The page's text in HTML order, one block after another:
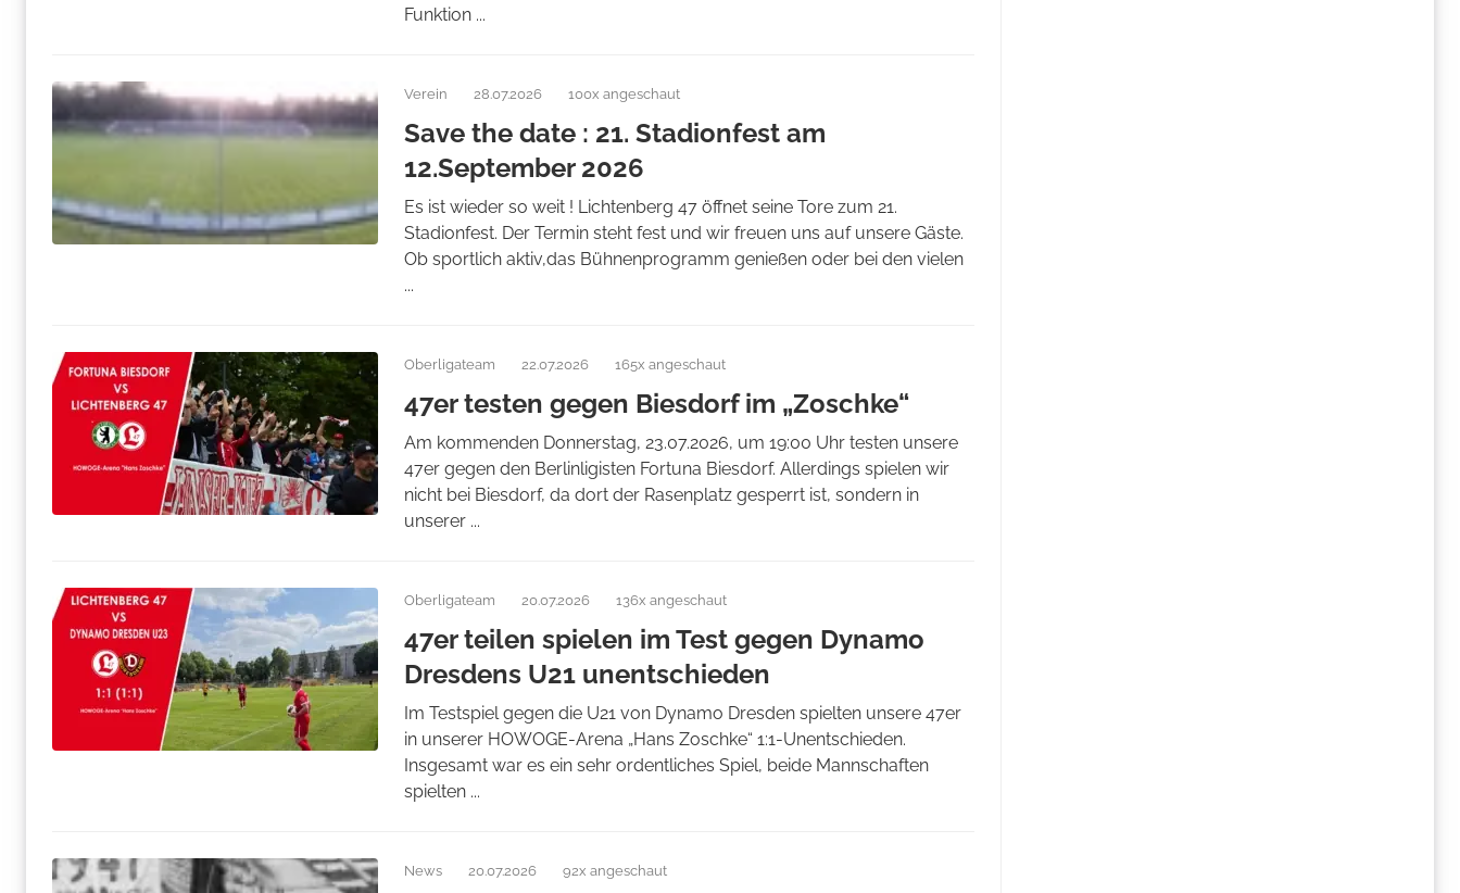
Funktion ...
Verein 28.07.2026 100x angeschaut
Save the date : 21. Stadionfest am
12.September 2026
Es ist wieder so weit ! Lichtenberg 47 öffnet seine Tore zum 21.
Stadionfest. Der Termin steht fest und wir freuen uns auf unsere Gäste.
Ob sportlich aktiv,das Bühnenprogramm genießen oder bei den vielen
...
Oberligateam 22.07.2026 165x angeschaut
47er testen gegen Biesdorf im „Zoschke“
Am kommenden Donnerstag, 23.07.2026, um 19:00 Uhr testen unsere
47er gegen den Berlinligisten Fortuna Biesdorf. Allerdings spielen wir
nicht bei Biesdorf, da dort der Rasenplatz gesperrt ist, sondern in
unserer ...
Oberligateam 20.07.2026 136x angeschaut
47er teilen spielen im Test gegen Dynamo
Dresdens U21 unentschieden
Im Testspiel gegen die U21 von Dynamo Dresden spielten unsere 47er
in unserer HOWOGE-Arena „Hans Zoschke“ 1:1-Unentschieden.
Insgesamt war es ein sehr ordentliches Spiel, beide Mannschaften
spielten ...
News 20.07.2026 92x angeschaut